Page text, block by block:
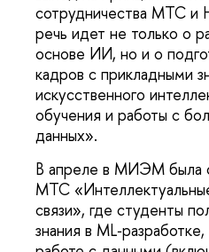
сотрудничества МТС
речь идет не только о
основе ИИ, но и о
кадров с прикладными
искусственного
обучения и работы с
данных».
В апреле в МИЭМ была
МТС
связи», где студенты
знания в